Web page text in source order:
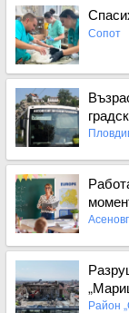
Сопот
Вижте пълното
Вижте пълното
Район